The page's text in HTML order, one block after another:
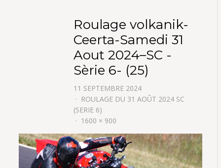
Roulage volkanik-
Ceerta-Samedi 31
Aout 2024–SC -
Sèrie 6- (25)
11 SEPTEMBRE 2024
ROULAGE DU 31 AOÛT 2024 SC
(SERIE 6)
1600 × 900